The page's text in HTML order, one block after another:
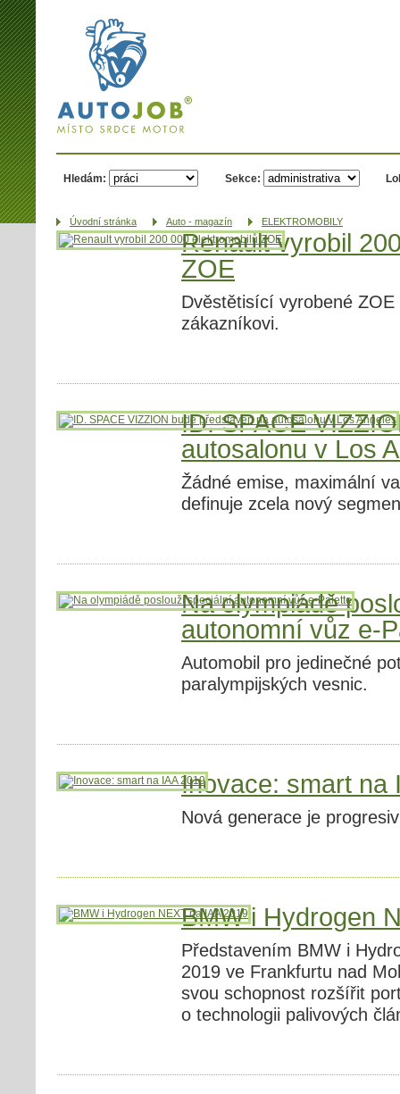
AUTOJOB.cz -
místo srdce
motor
Hledám: Sekce:
Úvodní­ stránka Auto - magazín ELEKTROMOBILY
Renault vyrobil
ZOE
Dvěstětisící vyrobené
zákazníkovi.
ID. SPACE
autosalonu v Los
Žádné emise, maximální
definuje zcela nový
Na olympiádě
autonomní vůz e-
Automobil pro jedinečné
paralympijských vesnic.
Inovace: smart na
Nová generace je
BMW i Hydrogen
Představením BMW i
2019 ve Frankfurtu nad
svou schopnost rozšířit
o technologii palivových